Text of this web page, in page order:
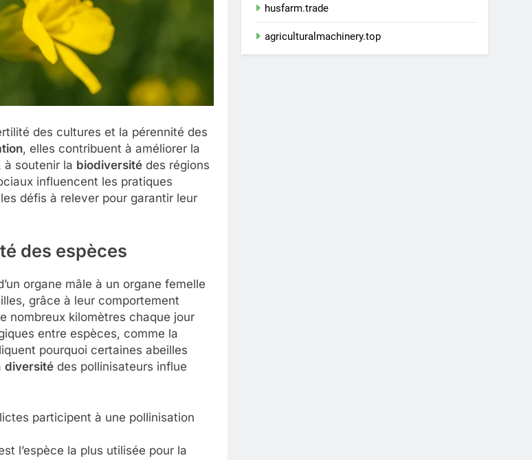
des cultures et la pérennité des
, elles contribuent à améliorer la
à soutenir la biodiversité des régions
influencent les pratiques
défis à relever pour garantir leur
des espèces
organe mâle à un organe femelle
grâce à leur comportement
nombreux kilomètres chaque jour
entre espèces, comme la
pourquoi certaines abeilles
diversité des pollinisateurs influe
participent à une pollinisation
l’espèce la plus utilisée pour la
husfarm.trade
agriculturalmachinery.top